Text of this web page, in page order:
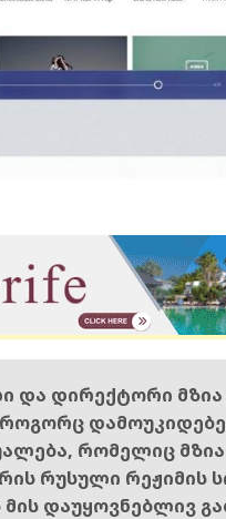
და დირექტორი
როგორც
რომელიც
რუსული რეჟიმის
მის დაუყოვნებლივ